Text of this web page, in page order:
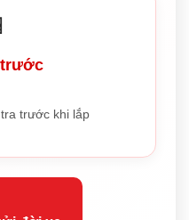
trước
trước khi lắp